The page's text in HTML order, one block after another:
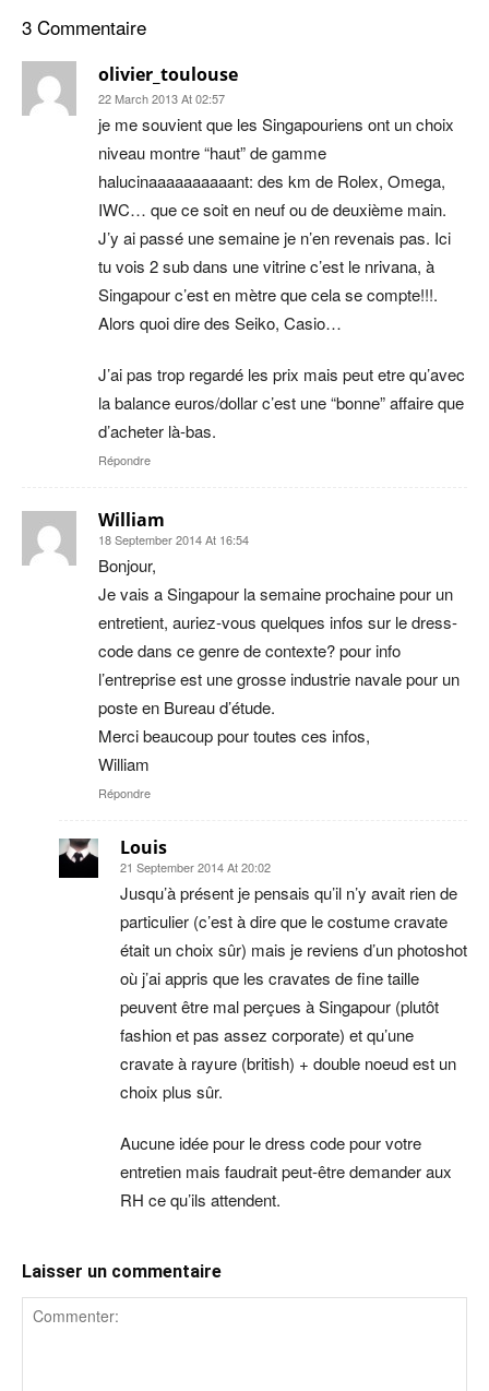
3 Commentaire
olivier_toulouse
22 March 2013 At 02:57
je me souvient que les Singapouriens ont un choix
niveau montre “haut” de gamme
halucinaaaaaaaaaant: des km de Rolex, Omega,
IWC… que ce soit en neuf ou de deuxième main.
J’y ai passé une semaine je n’en revenais pas. Ici
tu vois 2 sub dans une vitrine c’est le nrivana, à
Singapour c’est en mètre que cela se compte!!!.
Alors quoi dire des Seiko, Casio…
J’ai pas trop regardé les prix mais peut etre qu’avec
la balance euros/dollar c’est une “bonne” affaire que
d’acheter là-bas.
Répondre
William
18 September 2014 At 16:54
Bonjour,
Je vais a Singapour la semaine prochaine pour un
entretient, auriez-vous quelques infos sur le dress-
code dans ce genre de contexte? pour info
l’entreprise est une grosse industrie navale pour un
poste en Bureau d’étude.
Merci beaucoup pour toutes ces infos,
William
Répondre
Louis
21 September 2014 At 20:02
Jusqu’à présent je pensais qu’il n’y avait rien de
particulier (c’est à dire que le costume cravate
était un choix sûr) mais je reviens d’un photoshot
où j’ai appris que les cravates de fine taille
peuvent être mal perçues à Singapour (plutôt
fashion et pas assez corporate) et qu’une
cravate à rayure (british) + double noeud est un
choix plus sûr.
Aucune idée pour le dress code pour votre
entretien mais faudrait peut-être demander aux
RH ce qu’ils attendent.
Laisser un commentaire